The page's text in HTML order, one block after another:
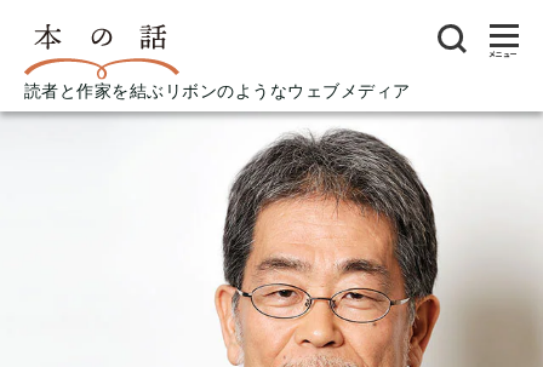
読者と作家を結ぶリボンのようなウェブメディア
メニュー